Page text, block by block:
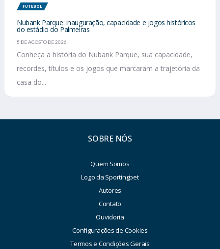
FUTEBOL
Nubank Parque: inauguração, capacidade e jogos históricos
do estádio do Palmeiras
5 DE AGOSTO DE 2026
Conheça a história do Nubank Parque, sua capacidade,
recordes, títulos e os jogos que marcaram a trajetória da
casa do...
SOBRE NÓS
Quem Somos
Logo da Sportingbet
Autores
Contato
Ouvidoria
Configurações de Cookies
Termos e Condições Gerais